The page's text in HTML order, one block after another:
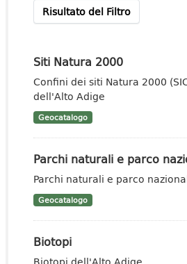
Risultato del Filtro
Siti Natura 2000
Confini dei siti Natura 2000
dell'Alto Adige
Geocatalogo
Parchi naturali e parco
Parchi naturali e parco
Geocatalogo
Biotopi